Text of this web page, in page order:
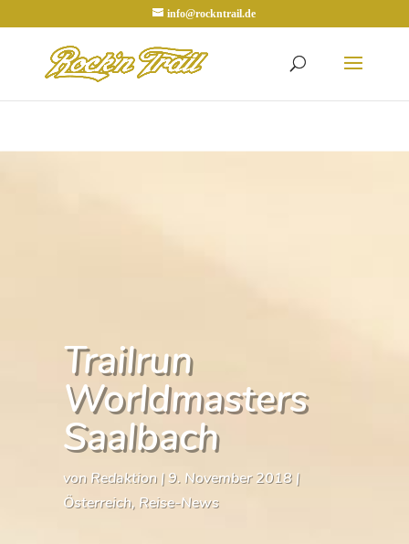
info@rockntrail.de
Trailrun
Worldmasters
Saalbach
von Redaktion|9. November 2018|
Österreich, Reise-News